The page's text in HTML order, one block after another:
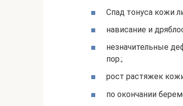
Спад тонуса кожи
нависание и
незначительные
пор.;
рост растяжек
по окончании